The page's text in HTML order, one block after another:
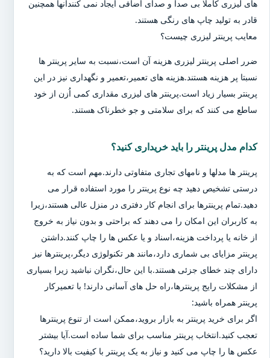
های لیزری کاملا بی صدا و صدای اضافی ایجاد نمی کنندآنها همچنین
قادر به تولید چاپ های رنگی هستند.
معایب پرینتر لیزری چیست؟
ضرر اصلی پرینتر لیزری هزینه آن است،نسبت به سایر پرینتر ها
نسبتا پر هزینه هستند.هزینه های تعمیر،تعمیر و نگهداری نیز در این
پرینتر بسیار زیاد است.پرینتر های لیزری مقداری کمی اُزن از خود
ساطع می کنند که برای سلامتی و جو خطرناک هستند.
کدام مدل پرینتر را باید خریداری کنید؟
پرینتر ها مدلها و نامهای تجاری متفاوتی دارند.مهم است که به
درستی تشخیص دهید چه نوع پرینتر را مورد استفاده قرار می
دهید.تمام پرینترها برای انجام کار دفتری در منزل عالی هستند،زیرا
به کاربران این امکان را می دهند که براحتی و بدون نیاز به خروج
از خانه یا پرداخت هزینه،اسناد و یا عکس ها را چاپ کنند.داشتن
پرینتر مزایای بی شماری دارد،مانند هر تکنولوژی دیگر،پرینترها نیز
دارای چند خطای جزئی هستند.با این حال،نگران نباشید زیرا بسیاری
از مشکلات رایج پرینترها،راه حل های آسانی دارند! با تعمیرکار
پرینتر همراه باشید:
اگر برای خرید پرینتر به بازار بروید،ممکن است از تنوع پرینترها
تعجب کنید.انتخاب پرینتر مناسب برای شما ساده است.آیا بیشتر
عکس ها را چاپ می کنید و نیاز به یک پرینتر با کیفیت بالا دارید؟